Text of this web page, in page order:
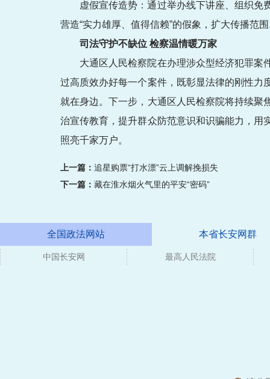
虚假宣传造势：通过举办线下讲座、组织
营造“实力雄厚、值得信赖”的假象，扩大传播范
司法守护不缺位 检察温情暖万家
大通区人民检察院在办理涉众型经济犯罪案
过高质效办好每一个案件，既彰显法律的刚性
就在身边。下一步，大通区人民检察院将持续
治宣传教育，提升群众防范意识和识骗能力，
照亮千家万户。
上一篇： 追星购票“打水漂”云上调解挽损失
下一篇： 藏在淮水烟火气里的平安“密码”
全国政法网站 本省长安网群
媒体
中国长安网 最高人民法院